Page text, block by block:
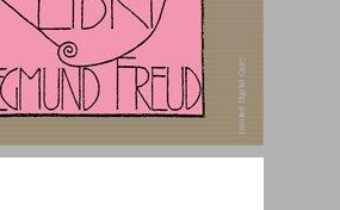
בעיני עצמי: הולדת הפסיכואנליזה (1925, 1935) ... 0